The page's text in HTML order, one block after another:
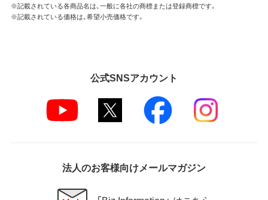
※記載されている各商品名は、一般に各社の商標または登録商標です。
※記載されている価格は、希望小売価格です。
公式SNSアカウント
法人のお客様向けメールマガジン